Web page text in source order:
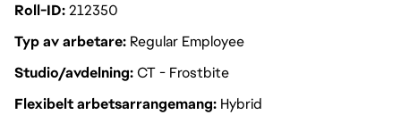
Roll-ID212350
Typ av arbetare Regular Employee
Studio/avdelningCT - Frostbite
Flexibelt arbetsarrangemang Hybrid